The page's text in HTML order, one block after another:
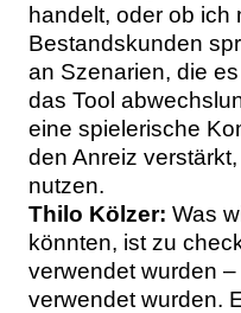
handelt, oder ob ich
Bestandskunden
an Szenarien, die
das Tool
eine spielerische
den Anreiz
nutzen.
Thilo Kölzer: Was
könnten, ist zu
verwendet wurden
verwendet wurden.